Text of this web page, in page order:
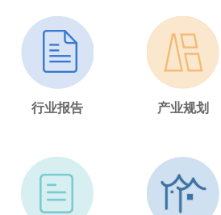
行业报告 产业规划